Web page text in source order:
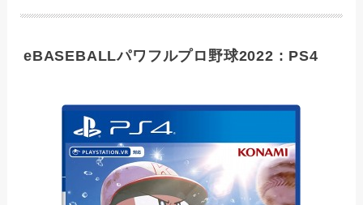
eBASEBALLパワフルプロ野球2022 : PS4